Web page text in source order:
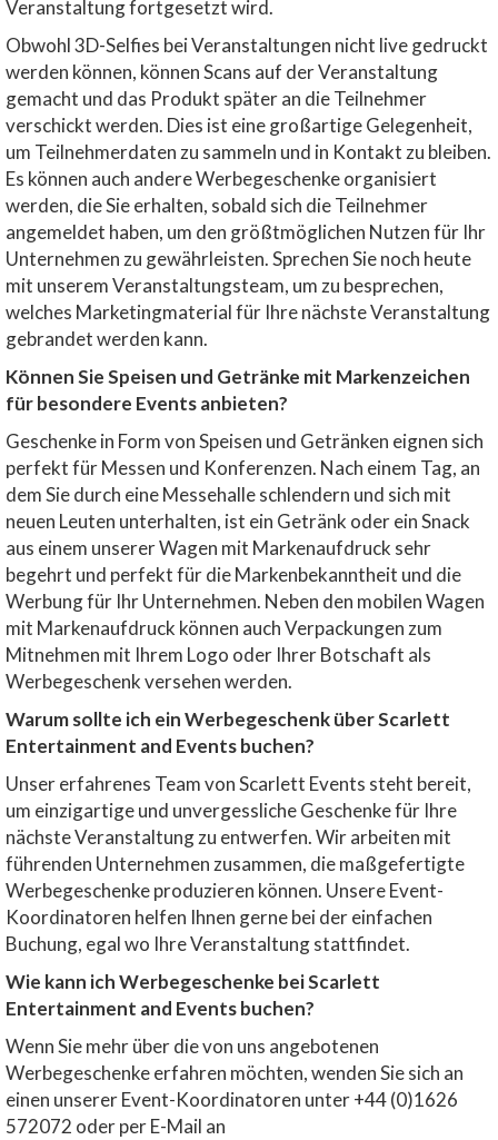
Veranstaltung fortgesetzt wird.
Obwohl 3D-Selfies bei Veranstaltungen nicht live gedruckt
werden können, können Scans auf der Veranstaltung
gemacht und das Produkt später an die Teilnehmer
verschickt werden. Dies ist eine großartige Gelegenheit,
um Teilnehmerdaten zu sammeln und in Kontakt zu bleiben.
Es können auch andere Werbegeschenke organisiert
werden, die Sie erhalten, sobald sich die Teilnehmer
angemeldet haben, um den größtmöglichen Nutzen für Ihr
Unternehmen zu gewährleisten. Sprechen Sie noch heute
mit unserem Veranstaltungsteam, um zu besprechen,
welches Marketingmaterial für Ihre nächste Veranstaltung
gebrandet werden kann.
Können Sie Speisen und Getränke mit Markenzeichen
für besondere Events anbieten?
Geschenke in Form von Speisen und Getränken eignen sich
perfekt für Messen und Konferenzen. Nach einem Tag, an
dem Sie durch eine Messehalle schlendern und sich mit
neuen Leuten unterhalten, ist ein Getränk oder ein Snack
aus einem unserer Wagen mit Markenaufdruck sehr
begehrt und perfekt für die Markenbekanntheit und die
Werbung für Ihr Unternehmen. Neben den mobilen Wagen
mit Markenaufdruck können auch Verpackungen zum
Mitnehmen mit Ihrem Logo oder Ihrer Botschaft als
Werbegeschenk versehen werden.
Warum sollte ich ein Werbegeschenk über Scarlett
Entertainment and Events buchen?
Unser erfahrenes Team von Scarlett Events steht bereit,
um einzigartige und unvergessliche Geschenke für Ihre
nächste Veranstaltung zu entwerfen. Wir arbeiten mit
führenden Unternehmen zusammen, die maßgefertigte
Werbegeschenke produzieren können. Unsere Event-
Koordinatoren helfen Ihnen gerne bei der einfachen
Buchung, egal wo Ihre Veranstaltung stattfindet.
Wie kann ich Werbegeschenke bei Scarlett
Entertainment and Events buchen?
Wenn Sie mehr über die von uns angebotenen
Werbegeschenke erfahren möchten, wenden Sie sich an
einen unserer Event-Koordinatoren unter +44 (0)1626
572072 oder per E-Mail an